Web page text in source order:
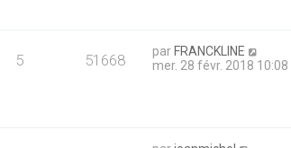
5 51668 par FRANCKLINE
mer. 28 févr. 2018 10:08